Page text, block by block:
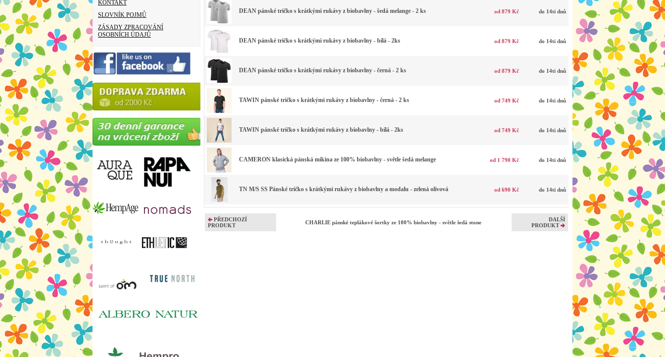
KONTAKT
SLOVNÍK POJMŮ
ZÁSADY ZPRACOVÁNÍ
OSOBNÍCH ÚDAJŮ
DEAN pánské tričko s krátkými rukávy z biobavlny - šedá melange - 2 ks od 879 Kč do 14ti dnů
DEAN pánské tričko s krátkými rukávy z biobavlny - bílá - 2ks od 879 Kč do 14ti dnů
DEAN pánské tričko s krátkými rukávy z biobavlny - černá - 2 ks od 879 Kč do 14ti dnů
TAWIN pánské tričko s krátkými rukávy z biobavlny - černá - 2 ks od 749 Kč do 14ti dnů
TAWIN pánské tričko s krátkými rukávy z biobavlny - bílá - 2ks od 749 Kč do 14ti dnů
CAMERON klasická pánská mikina ze 100% biobavlny - světle šedá melange od 1 790 Kč do 14ti dnů
TN M/S SS Pánské tričko s krátkými rukávy z biobavlny a modalu - zelená olivová od 690 Kč do 14ti dnů
PŘEDCHOZÍ
PRODUKT
CHARLIE pánské teplákové šortky ze 100% biobavlny - světle šedá stone
DALŠÍ
PRODUKT